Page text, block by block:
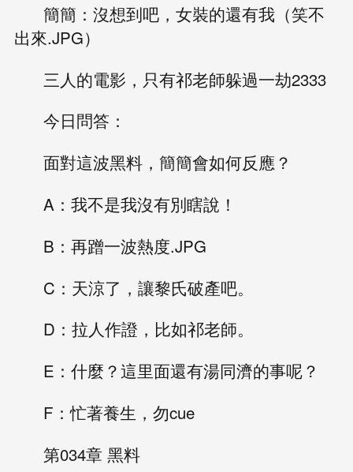
簡簡：沒想到吧，女裝的還有我（笑不
出來.JPG）
三人的電影，只有祁老師躲過一劫2333
今日問答：
面對這波黑料，簡簡會如何反應？
A：我不是我沒有別瞎說！
B：再蹭一波熱度.JPG
C：天涼了，讓黎氏破產吧。
D：拉人作證，比如祁老師。
E：什麼？這里面還有湯同濟的事呢？
F：忙著養生，勿cue
第034章 黑料